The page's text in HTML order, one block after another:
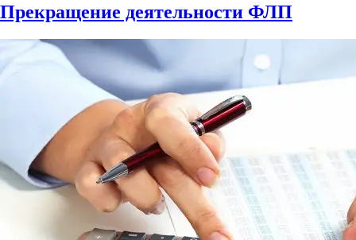
Прекращение деятельности ФЛП